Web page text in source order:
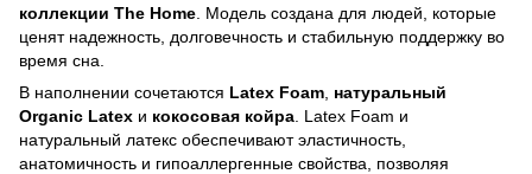
коллекции The Home . Модель создана для людей, которые
ценят надежность, долговечность и стабильную поддержку во
время сна.
В наполнении сочетаются Latex Foam натуральный
Organic Latex и кокосовая койра . Latex Foam и
натуральный латекс обеспечивают эластичность,
анатомичность и гипоаллергенные свойства, позволяя